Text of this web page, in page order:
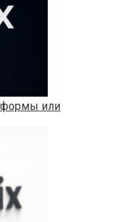
или